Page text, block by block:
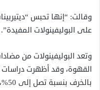
وقالت: “إنها تحبس
على البوليفينولات المفيدة”.
وتعد البوليفينولات من
القهوة، وقد أظهرت